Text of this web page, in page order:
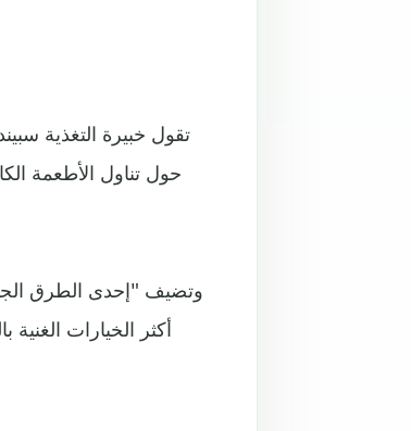
تقول خبيرة التغذية
حول تناول الأطعمة
وتضيف "إحدى الطرق
أكثر الخيارات